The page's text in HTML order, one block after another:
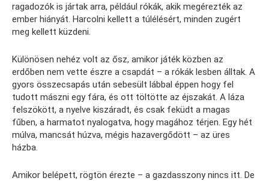
ragadozók is jártak arra, például rókák, akik megérezték az
ember hiányát. Harcolni kellett a túlélésért, minden zugért
meg kellett küzdeni.
Különösen nehéz volt az ősz, amikor játék közben az
erdőben nem vette észre a csapdát – a rókák lesben álltak. A
gyors összecsapás után sebesült lábbal éppen hogy fel
tudott mászni egy fára, és ott töltötte az éjszakát. A láza
felszökött, a nyelve kiszáradt, és csak feküdt a magas
fűben, a harmatot nyalogatva, hogy magához térjen. Egy hét
múlva, mancsát húzva, mégis hazavergődött – az üres
házba.
Amikor belépett, rögtön érezte – a gazdasszony nincs itt. De